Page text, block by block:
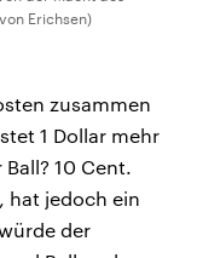
Erichsen)
zusammen
1 Dollar mehr
10 Cent.
hat jedoch ein
der